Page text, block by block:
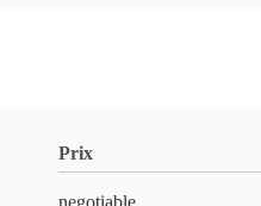
Prix
negotiable